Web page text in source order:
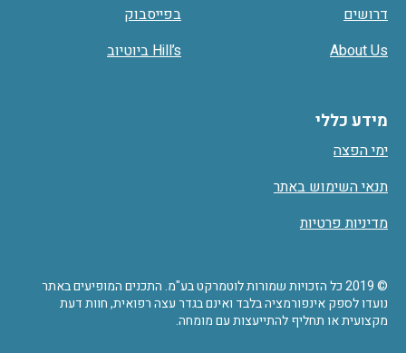
דרושים
About Us
מידע כללי
ימי הפצה
תנאי השימוש באתר
מדיניות פרטיות
בפייסבוק
Hill’s ביוטיוב
© 2019 כל הזכויות שמורות לוטמרקט בע"מ. התכנים המופיעים באתר
נועדו לספק אינפורמציה בלבד ואינם בגדר עצה רפואית, חוות דעת
מקצועית או תחליף להתייעצות עם מומחה.